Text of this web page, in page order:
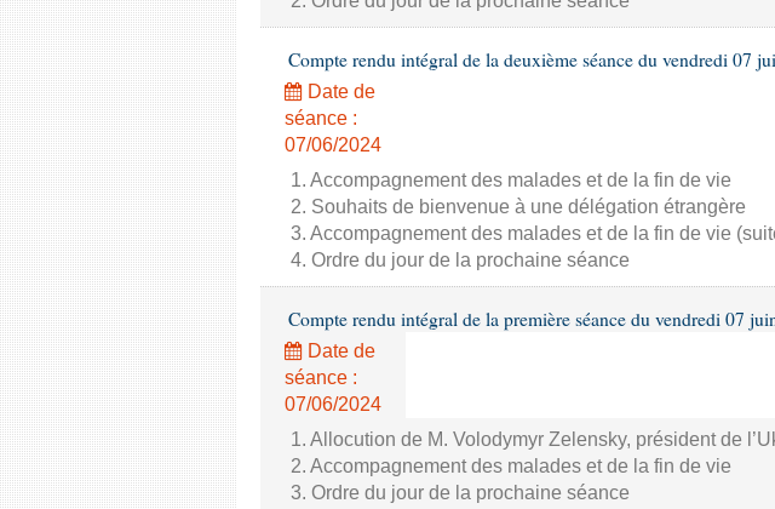
Compte rendu intégral de la deuxième séance du vendredi 07
Date de
séance :
07/06/2024
1. Accompagnement des malades et de la fin de vie
2. Souhaits de bienvenue à une délégation étrangère
3. Accompagnement des malades et de la fin de vie
4. Ordre du jour de la prochaine séance
Compte rendu intégral de la première séance du vendredi 07
Date de
séance :
07/06/2024
1. Allocution de M. Volodymyr Zelensky, président de
2. Accompagnement des malades et de la fin de vie
3. Ordre du jour de la prochaine séance